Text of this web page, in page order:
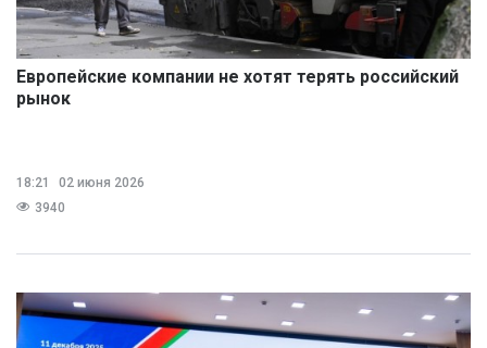
Европейские компании не хотят терять российский
рынок
18:21
02 июня 2026
3940